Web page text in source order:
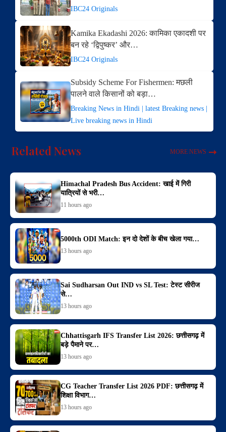
IBC24 Originals
Kamika Ekadashi 2026: कामिका एकादशी पर
बन रहे ‘द्विपुष्कर’ और…
IBC24 Originals
Subsidy Scheme For Fishermen: मछली
पालने वाले किसानों को बड़ा…
Breaking News in Hindi | latest Breaking news |
Live breaking news in Hindi
Related News MORE NEWS
Himachal Pradesh Bus Accident: खाई में गिरी
यात्रियों से भरी…
11 hours ago
5000th ODI Match: इन दो देशों के बीच खेला गया…
13 hours ago
Sai Sudharsan Out IND vs SL Test: टेस्ट सीरीज
से…
13 hours ago
Chhattisgarh IFS Transfer List 2026: छत्तीसगढ़ में
बड़े पैमाने पर…
13 hours ago
CG Teacher Transfer List 2026 PDF: छत्तीसगढ़ में
शिक्षा विभाग…
13 hours ago